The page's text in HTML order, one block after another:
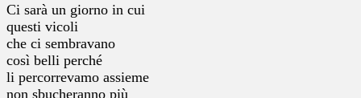
Ci sarà un giorno in cui
questi vicoli
che ci sembravano
così belli perché
li percorrevamo assieme
non sbucheranno più